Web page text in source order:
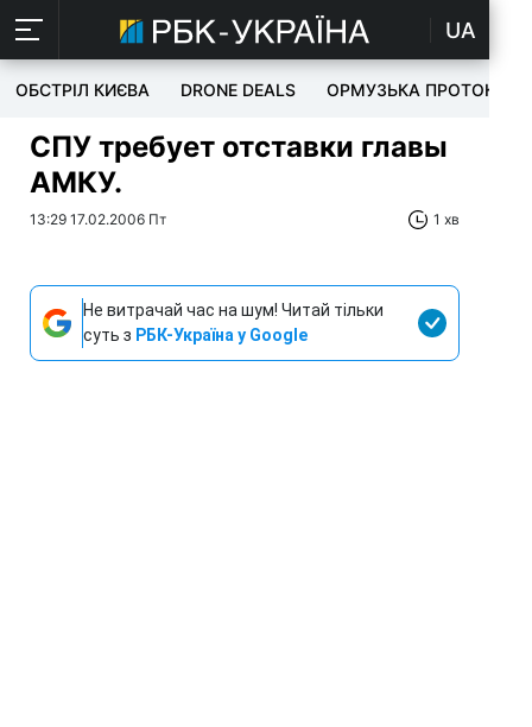
UA
ОБСТРІЛ КИЄВА DRONE DEALS ОРМУЗЬКА ПРОТОКА
СПУ требует отставки главы
АМКУ.
13:29 17.02.2006 Пт 1 хв
Не витрачай час на шум! Читай тільки
суть з РБК-Україна у Google